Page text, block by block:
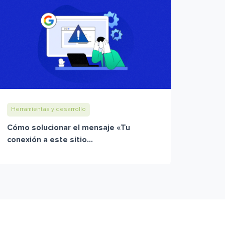
Herramientas y desarrollo
Cómo solucionar el mensaje «Tu
conexión a este sitio...